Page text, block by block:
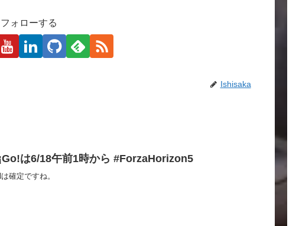
ォローする
Ishisaka
は6/18午前1時から #ForzaHorizon5
確定ですね。